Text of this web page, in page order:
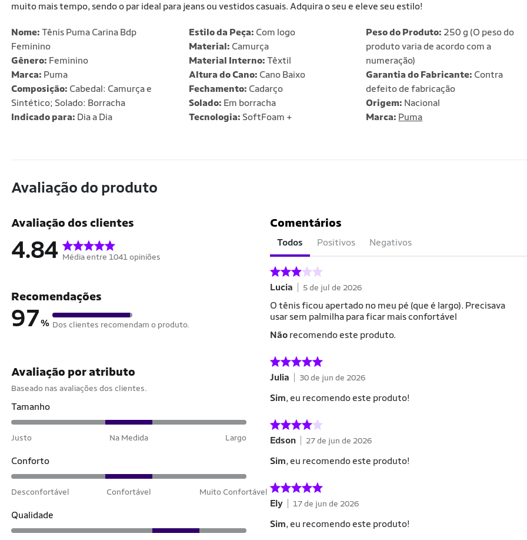
muito mais tempo, sendo o par ideal para jeans ou vestidos casuais. Adquira o seu e eleve seu estilo!
Nome: Tênis Puma Carina Bdp
Feminino
Gênero: Feminino
Marca: Puma
Composição: Cabedal: Camurça e
Sintético; Solado: Borracha
Indicado para: Dia a Dia
Estilo da Peça: Com logo
Material: Camurça
Material Interno: Têxtil
Altura do Cano: Cano Baixo
Fechamento: Cadarço
Solado: Em borracha
Tecnologia: SoftFoam +
Peso do Produto: 250 g (O peso do
produto varia de acordo com a
numeração)
Garantia do Fabricante: Contra
defeito de fabricação
Origem: Nacional
Marca: Puma
Avaliação do produto
Avaliação dos clientes
4.84 Média entre 1041 opiniões
Recomendações
97% Dos clientes recomendam o produto.
Avaliação por atributo
Baseado nas avaliações dos clientes.
Tamanho
Justo Na Medida Largo
Conforto
Desconfortável Confortável Muito Confortável
Qualidade
Comentários
Todos Positivos Negativos
Lucia 5 de jul de 2026
O tênis ficou apertado no meu pé (que é largo). Precisava
usar sem palmilha para ficar mais confortável
Não recomendo este produto.
Julia 30 de jun de 2026
Sim, eu recomendo este produto!
Edson 27 de jun de 2026
Sim, eu recomendo este produto!
Ely 17 de jun de 2026
Sim, eu recomendo este produto!